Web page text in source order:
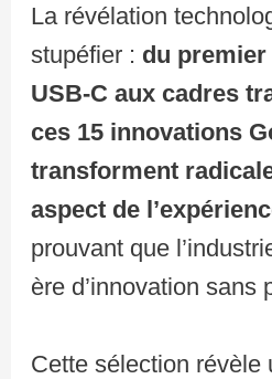
La révélation
stupéfier : du
USB-C aux cadres
ces 15 innovations
transforment
aspect de
prouvant que
ère d’innovation sans
Cette sélection révèle